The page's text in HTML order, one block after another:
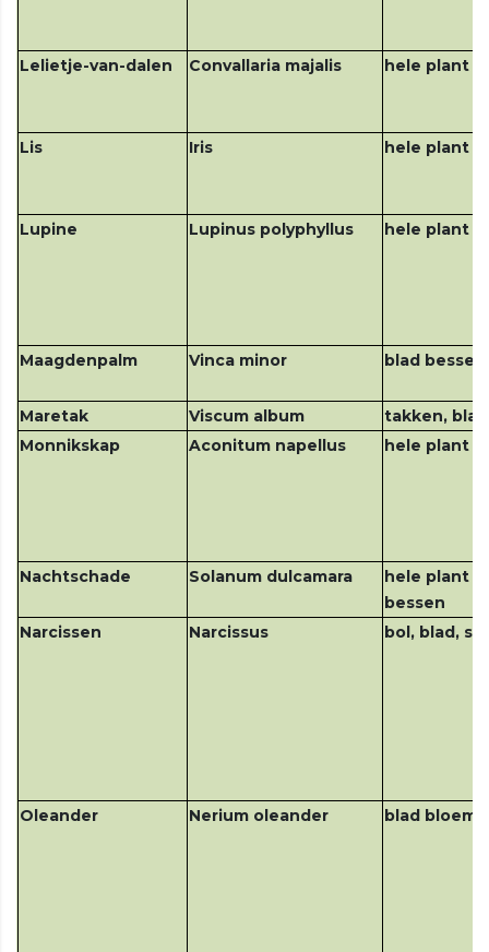
Lelietje-van-dalen Convallaria majalis hele plant
Lis Iris hele plant
Lupine Lupinus polyphyllus hele plant
Maagdenpalm Vinca minor blad bessen
Maretak Viscum album
takken,
Monnikskap
Aconitum napellus hele plant
Nachtschade Solanum dulcamara
hele plant
bessen
Narcissen
Narcissus bol, blad,
Oleander Nerium oleander blad bloem